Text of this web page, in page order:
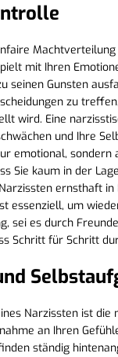
mit Ihren
seinen Gunsten
zu
wird. Eine
und Ihre
emotional,
Sie kaum in der
ernsthaft
essenziell, um
sei es durch
Schritt für Schritt
Narzissten ist die
an Ihren
ständig